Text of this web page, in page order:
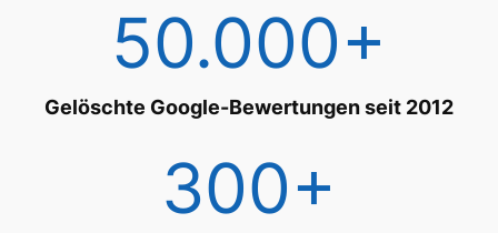
50.000+
Gelöschte Google-Bewertungen seit 2012
300+